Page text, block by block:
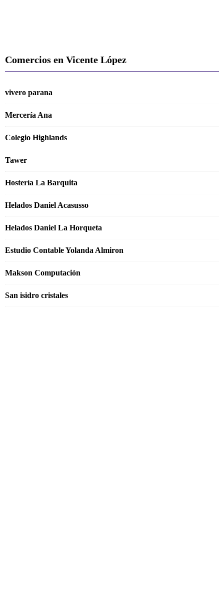
Comercios en Vicente López
vivero parana
Mercerí­a Ana
Colegio Highlands
Tawer
Hostería La Barquita
Helados Daniel Acasusso
Helados Daniel La Horqueta
Estudio Contable Yolanda Almiron
Makson Computación
San isidro cristales